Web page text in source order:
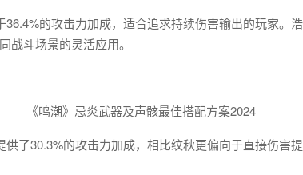
36.4%的攻击力加成，适合追求持续伤害输出的玩家。
战斗场景的灵活应用。
供了30.3%的攻击力加成，相比纹秋更偏向于直接伤害